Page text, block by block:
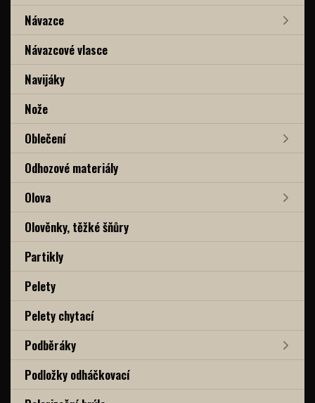
Návazce
Návazcové vlasce
Navijáky
Nože
Oblečení
Odhozové materiály
Olova
Olověnky, těžké šňůry
Partikly
Pelety
Pelety chytací
Podběráky
Podložky odháčkovací